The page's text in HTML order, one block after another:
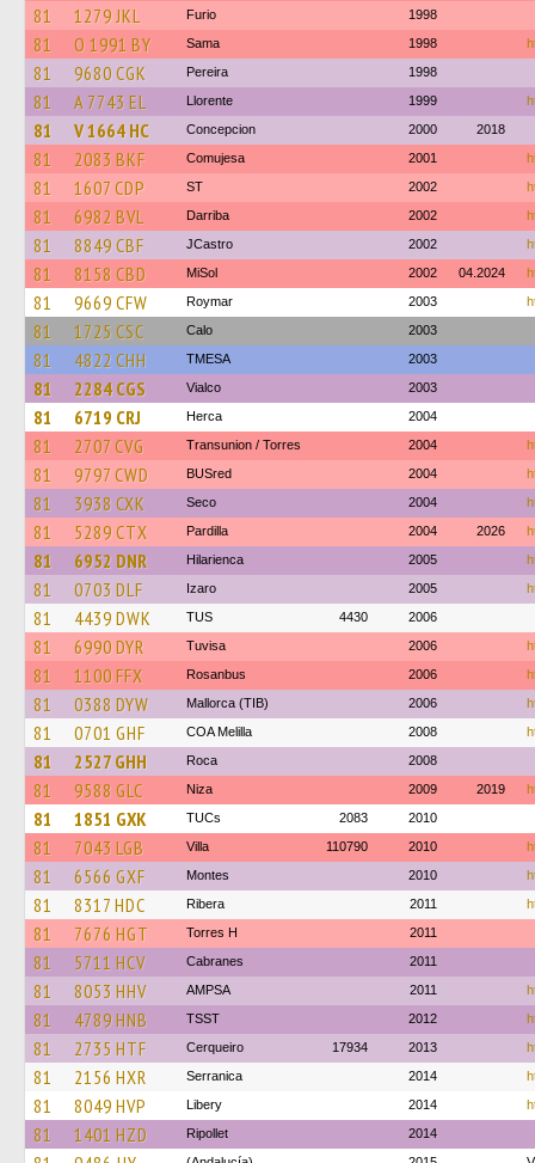
81 1279 JKL Furio 1998
81 O 1991 BY Sama 1998
81 9680 CGK Pereira 1998
81 A 7743 EL Llorente 1999
81 V 1664 HC Concepcion 2000 2018
81 2083 BKF Comujesa 2001
81 1607 CDP ST 2002
81 6982 BVL Darriba 2002
81 8849 CBF JCastro 2002
81 8158 CBD MiSol 2002 04.2024
81 9669 CFW Roymar 2003
81 1725 CSC Calo 2003
81 4822 CHH TMESA 2003
81 2284 CGS Vialco 2003
81 6719 CRJ Herca 2004
81 2707 CVG Transunion / Torres 2004
81 9797 CWD BUSred 2004
81 3938 CXK Seco 2004
81 5289 CTX Pardilla 2004 2026
81 6952 DNR Hilarienca 2005
81 0703 DLF Izaro 2005
81 4439 DWK TUS 4430 2006
81 6990 DYR Tuvisa 2006
81 1100 FFX Rosanbus 2006
81 0388 DYW Mallorca (TIB) 2006
81 0701 GHF COA Melilla 2008
81 2527 GHH Roca 2008
81 9588 GLC Niza 2009 2019
81 1851 GXK TUCs 2083 2010
81 7043 LGB Villa 110790 2010
81 6566 GXF Montes 2010
81 8317 HDC Ribera 2011
81 7676 HGT Torres H 2011
81 5711 HCV Cabranes 2011
81 8053 HHV AMPSA 2011
81 4789 HNB TSST 2012
81 2735 HTF Cerqueiro 17934 2013
81 2156 HXR Serranica 2014
81 8049 HVP Libery 2014
81 1401 HZD Ripollet 2014